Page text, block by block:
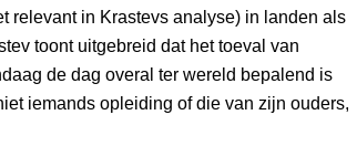
relevant in Krastevs analyse) in landen als
toont uitgebreid dat het toeval van
de dag overal ter wereld bepalend is
iemands opleiding of die van zijn ouders,